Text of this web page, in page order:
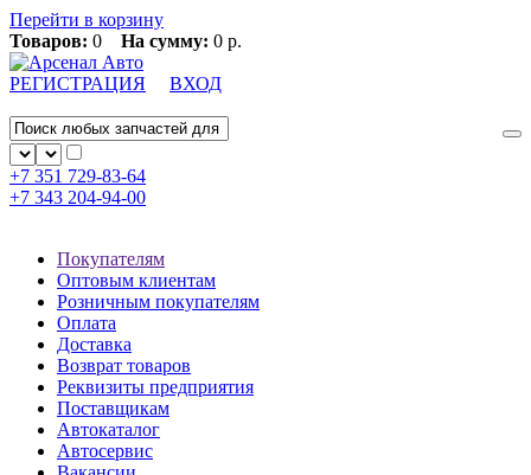
Перейти в корзину
Товаров: 0 На сумму: 0 р.
РЕГИСТРАЦИЯ ВХОД
+7 351 729-83-64
+7 343 204-94-00
Покупателям
Оптовым клиентам
Розничным покупателям
Оплата
Доставка
Возврат товаров
Реквизиты предприятия
Поставщикам
Автокаталог
Автосервис